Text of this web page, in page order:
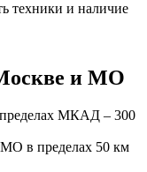
техники и наличие
и МО
МКАД – 300
в пределах 50 км